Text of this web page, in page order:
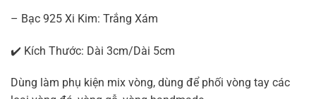
– Bạc 925 Xi Kim: Trắng Xám
✔️ Kích Thước: Dài 3cm/Dài 5cm
Dùng làm phụ kiện mix vòng, dùng để phối vòng tay các